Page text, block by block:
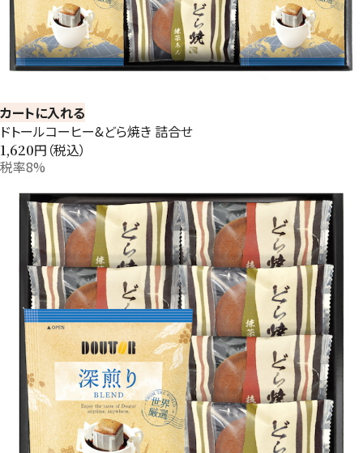
カートに入れる
ドトールコーヒー&どら焼き 詰合せ
1,620円（税込）
税率8%